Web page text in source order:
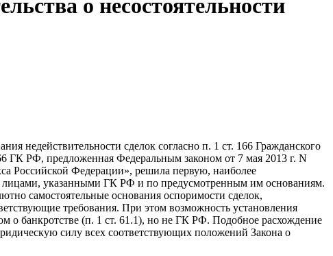
о несостоятельности
недействительности сделок согласно п. 1 ст. 166 Гражданского
ГК РФ, предложенная Федеральным законом от 7 мая 2013 г. N
Российской Федерации», решила первую, наиболее
лицами, указанными ГК РФ и по предусмотренным им основаниям.
самостоятельные основания оспоримости сделок,
требования. При этом возможность установления
о банкротстве (п. 1 ст. 61.1), но не ГК РФ. Подобное расхождение
силу всех соответствующих положений Закона о